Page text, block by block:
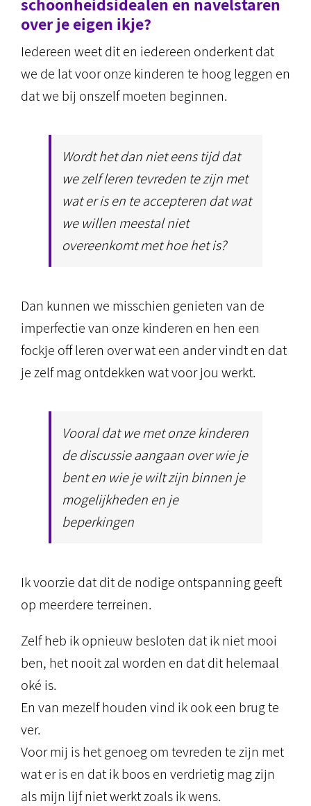
over je eigen ikje?
Iedereen weet dit en iedereen onderkent dat
we de lat voor onze kinderen te hoog leggen en
dat we bij onszelf moeten beginnen.
Wordt het dan niet eens tijd dat
we zelf leren tevreden te zijn met
wat er is en te accepteren dat wat
we willen meestal niet
overeenkomt met hoe het is?
Dan kunnen we misschien genieten van de
imperfectie van onze kinderen en hen een
fockje off leren over wat een ander vindt en dat
je zelf mag ontdekken wat voor jou werkt.
Vooral dat we met onze kinderen
de discussie aangaan over wie je
bent en wie je wilt zijn binnen je
mogelijkheden en je
beperkingen
Ik voorzie dat dit de nodige ontspanning geeft
op meerdere terreinen.
Zelf heb ik opnieuw besloten dat ik niet mooi
ben, het nooit zal worden en dat dit helemaal
oké is.
En van mezelf houden vind ik ook een brug te
ver.
Voor mij is het genoeg om tevreden te zijn met
wat er is en dat ik boos en verdrietig mag zijn
als mijn lijf niet werkt zoals ik wens.